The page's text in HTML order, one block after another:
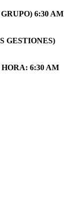
6:30 AM
GESTIONES)
6:30 AM